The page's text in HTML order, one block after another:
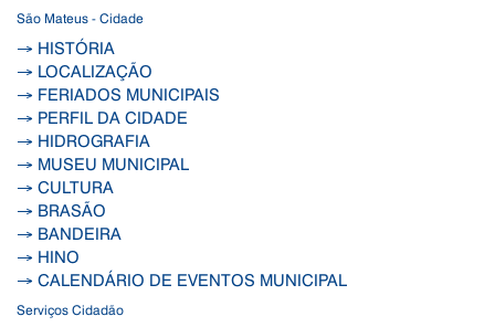
São Mateus - Cidade
→ HISTÓRIA
→ LOCALIZAÇÃO
→ FERIADOS MUNICIPAIS
→ PERFIL DA CIDADE
→ HIDROGRAFIA
→ MUSEU MUNICIPAL
→ CULTURA
→ BRASÃO
→ BANDEIRA
→ HINO
→ CALENDÁRIO DE EVENTOS MUNICIPAL
Serviços Cidadão